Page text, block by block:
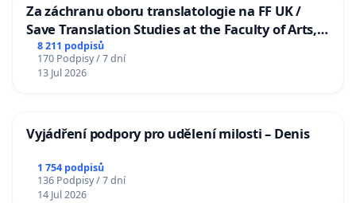
Za záchranu oboru translatologie na FF UK /
Save Translation Studies at the Faculty of Arts,
Charles University
8 211 podpisů
170 Podpisy / 7 dní
13 Jul 2026
Vyjádření podpory pro udělení milosti – Denis
1 754 podpisů
136 Podpisy / 7 dní
14 Jul 2026